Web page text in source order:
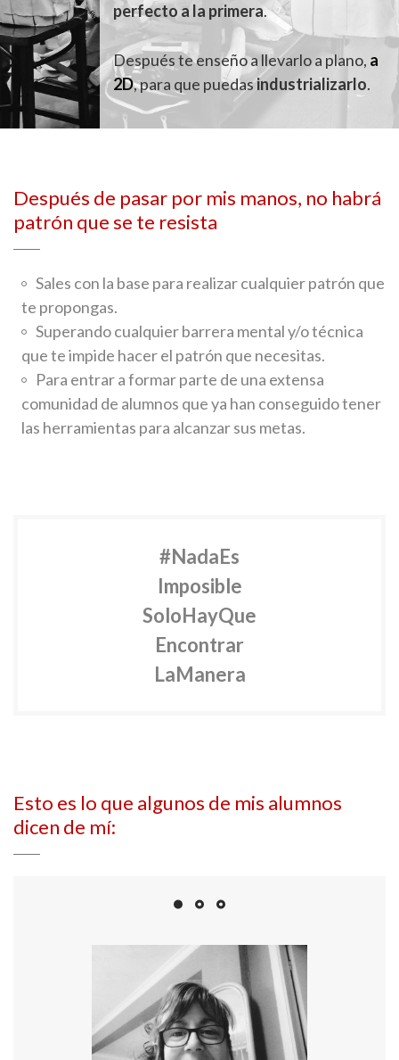
perfecto a la primera.
Después te enseño a llevarlo a plano, a
2D, para que puedasindustrializarlo.
Después de pasar por mis manos, no habrá
patrón que se te resista
Sales con la base para realizar cualquier patrón que
te propongas.
Superando cualquier barrera mental y/o técnica
que te impide hacer el patrón que necesitas.
Para entrar a formar parte de una extensa
comunidad de alumnos que ya han conseguido tener
las herramientas para alcanzar sus metas.
#NadaEs
Imposible
SoloHayQue
Encontrar
LaManera
Esto es lo que algunos de mis alumnos
dicen de mí: